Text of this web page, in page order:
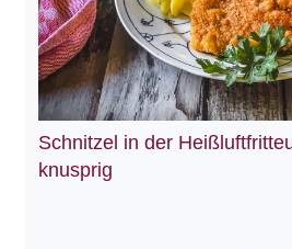
Schnitzel in der
knusprig